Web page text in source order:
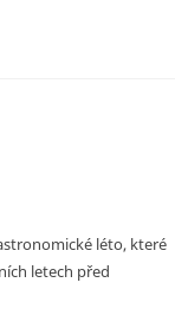
léto, které
letech před